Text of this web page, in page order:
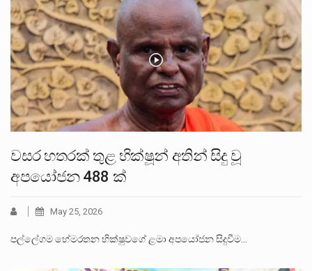
වසර හතරක් තුළ භික්ෂූන් අතින් සිදු වූ
අපයෝජන 488 ක්
May 25, 2026
පල්ලේගම හේමරතන භික්ෂුවගේ ළමා අපයෝජන සිදුවීම…